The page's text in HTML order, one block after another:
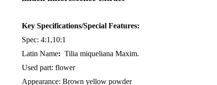
Key Specifications/Special Features:
Spec: 4:1,10:1
Latin Name: Tilia miqueliana Maxim.
Used part: flower
Appearance: Brown yellow powder